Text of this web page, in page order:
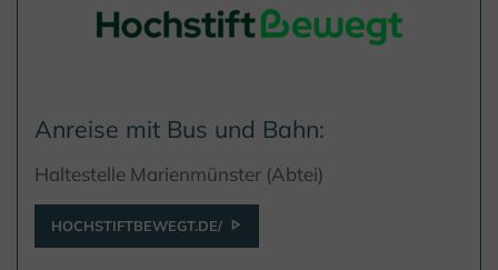
Anreise mit Bus und Bahn:
Haltestelle Marienmünster (Abtei)
HOCHSTIFTBEWEGT.DE/